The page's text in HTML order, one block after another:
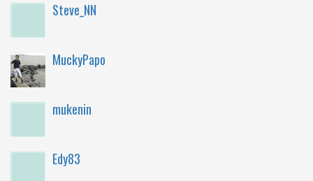
Steve_NN
MuckyPapo
mukenin
Edy83